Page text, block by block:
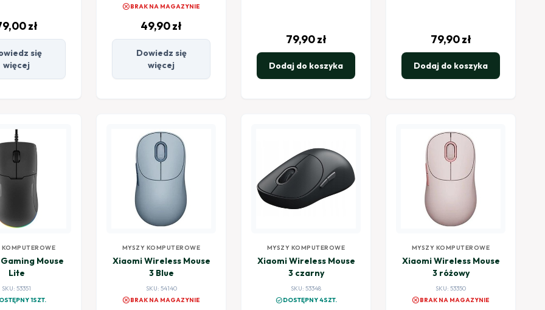
zł
się
więcej
cancelBRAK NA MAGAZYNIE
49,90zł
Dowiedz się
więcej
79,90zł
Dodaj do koszyka
79,90zł
Dodaj do koszyka
KOMPUTEROWE
Mouse
Lite
SKU: 53351
1SZT.
MYSZY KOMPUTEROWE
Xiaomi Wireless Mouse
3 Blue
SKU: 54140
cancelBRAK NA MAGAZYNIE
MYSZY KOMPUTEROWE
Xiaomi Wireless Mouse
3 czarny
SKU: 53348
check_circleDOSTĘPNY 4SZT.
MYSZY KOMPUTEROWE
Xiaomi Wireless Mouse
3 różowy
SKU: 53350
cancelBRAK NA MAGAZYNIE